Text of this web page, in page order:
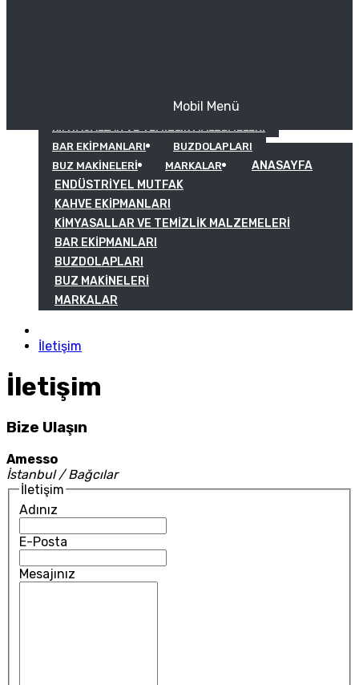
KIMYASALLAR VE TEMIZLIK MALZEMELERI
BAR EKIPMANLARI
BUZDOLAPLARI
BUZ MAKINELERI
MARKALAR
Mobil Menü
ANASAYFA
ENDÜSTRIYEL MUTFAK
KAHVE EKIPMANLARI
KIMYASALLAR VE TEMIZLIK MALZEMELERI
BAR EKIPMANLARI
BUZDOLAPLARI
BUZ MAKINELERI
MARKALAR
İletişim
İletişim
Bize Ulaşın
Amesso
İstanbul / Bağcılar
İletişim
Adınız
E-Posta
Mesajınız